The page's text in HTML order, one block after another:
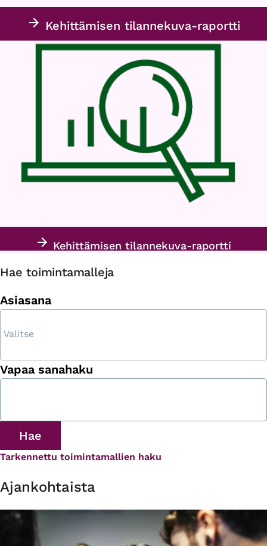
Kehittämisen tilannekuva-raportti
Kehittämisen tilannekuva-raportti
Hae toimintamalleja
Asiasana
Vapaa sanahaku
Tarkennettu toimintamallien haku
Ajankohtaista